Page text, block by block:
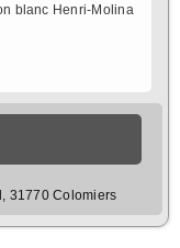
blanc Henri-Molina
31770 Colomiers